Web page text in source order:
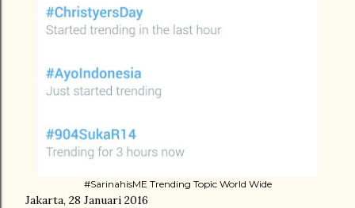
#SarinahisME Trending Topic World Wide
Jakarta, 28 Januari 2016